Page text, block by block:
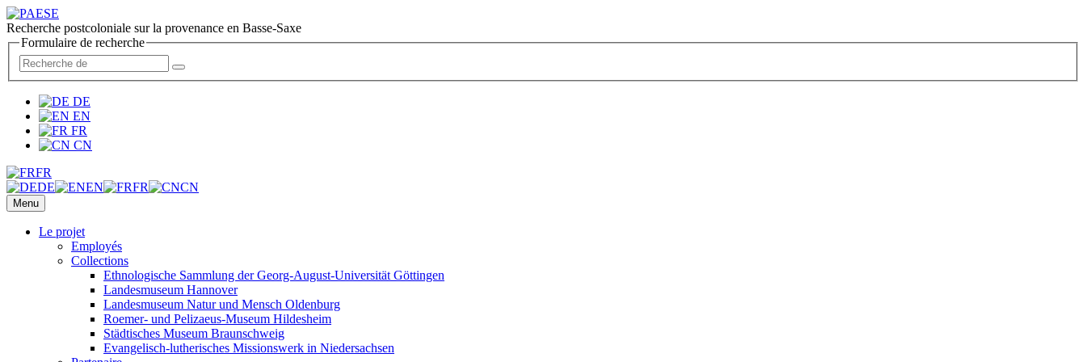
Recherche postcoloniale sur la provenance en Basse-Saxe
Formulaire de recherche
DE
EN
FR
CN
FR
DE
EN FR CN
Menu
Le projet
Employés
Collections
Ethnologische Sammlung der Georg-August-Universität Göttingen
Landesmuseum Hannover
Landesmuseum Natur und Mensch Oldenburg
Roemer- und Pelizaeus-Museum Hildesheim
Städtisches Museum Braunschweig
Evangelisch-lutherisches Missionswerk in Niedersachsen